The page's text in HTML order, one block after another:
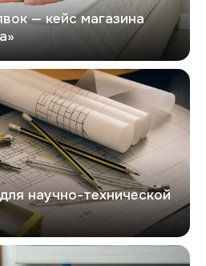
— кейс магазина
научно-технической